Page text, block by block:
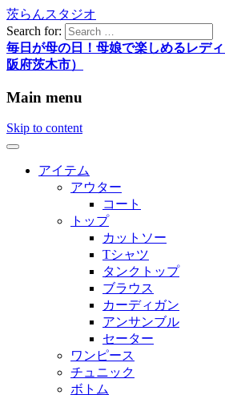
茨らんスタジオ
Search for:
毎日が母の日！母娘で楽しめるレデ
阪府茨木市）
Main menu
Skip to content
アイテム
アウター
コート
トップ
カットソー
Tシャツ
タンクトップ
ブラウス
カーディガン
アンサンブル
セーター
ワンピース
チュニック
ボトム